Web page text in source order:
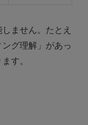
ません。たとえ
グ理解」があっ
す。